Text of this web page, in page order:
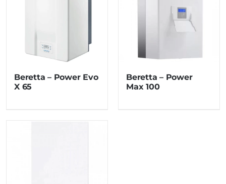
Beretta – Power Evo
X 65
Beretta – Power
Max 100